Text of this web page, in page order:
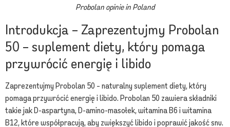
Probolan opinie in Poland
Introdukcja – Zaprezentujmy Probolan
50 – suplement diety, który pomaga
przywrócić energię i libido
Zaprezentujmy Probolan 50 – naturalny suplement diety, który
pomaga przywrócić energię i libido. Probolan 50 zawiera składniki
takie jak D-aspartyna, D-amino-masołek, witamina B6 i witamina
B12, które współpracują, aby zwiększyć libido i poprawić jakość snu.